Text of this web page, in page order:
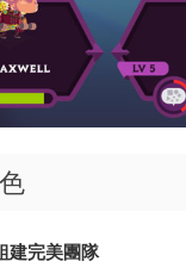
建完美團隊